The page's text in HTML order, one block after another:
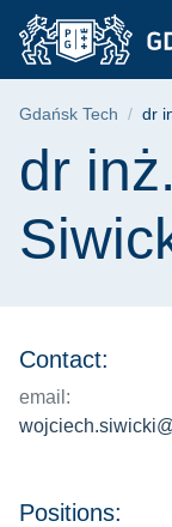
Skip
Skip
search
Skip
content
dr inż.
Gdańsk Tech dr
Page
dr
Contact:
email:
Positions: